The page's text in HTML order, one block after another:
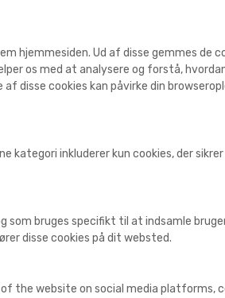
hjemmesiden. Ud af disse gemmes de
os med at analysere og forstå,
disse cookies kan påvirke din
kategori inkluderer kun cookies, der
bruges specifikt til at indsamle
disse cookies på dit websted.
the website on social media